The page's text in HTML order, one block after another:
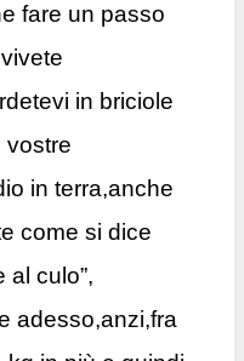
fare un passo
in briciole
vostre
in terra,anche
come si dice
al culo”,
adesso,anzi,fra